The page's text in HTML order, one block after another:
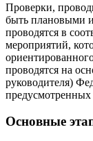
Проверки,
быть плановыми
проводятся в
мероприятий,
проводятся на
руководителя)
предусмотренных
Основные